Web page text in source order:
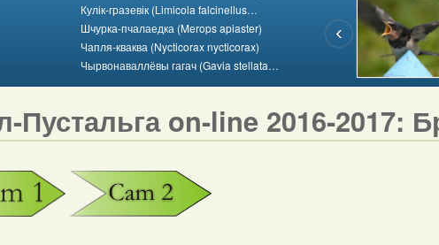
Кулік-гразевік (Limicola falcinellus…
Шчурка-пчалаедка (Merops apiaster)
Чапля-кваква (Nycticorax nycticorax)
Чырвонаваллёвы гагач (Gavia stellata…
Пустальга on-line 2016-2017: